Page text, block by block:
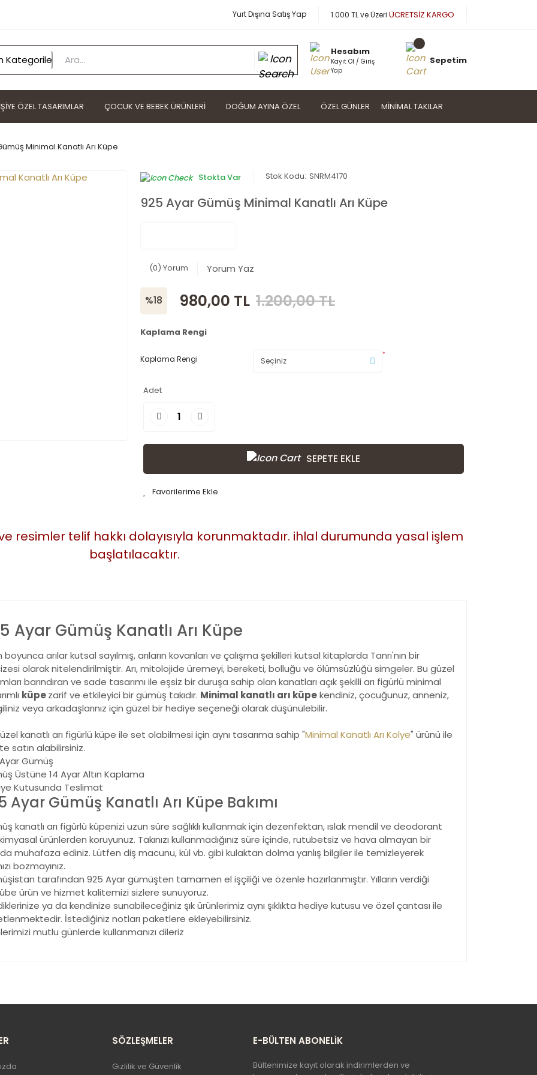
Yurt Dışına Satış Yap 1.000 TL ve Üzeri ÜCRETSİZ KARGO
Hesabım
Kayıt Ol / Giriş
Yap
Sepetim
ÖZEL TASARIMLAR ÇOCUK VE BEBEK ÜRÜNLERI DOĞUM AYINA ÖZEL ÖZEL GÜNLER MINIMAL TAKILAR
Minimal Kanatlı Arı Küpe
Stokta Var Stok Kodu: SNRM4170
925 Ayar Gümüş Minimal Kanatlı Arı Küpe
(0) Yorum Yorum Yaz
%18 980,00 TL 1.200,00 TL
Kaplama Rengi
Kaplama Rengi *
Adet
SEPETE EKLE
resimler telif hakkı dolayısıyla korunmaktadır. ihlal durumunda yasal işlem
başlatılacaktır.
Ayar Gümüş Kanatlı Arı Küpe
boyunca arılar kutsal sayılmış, arıların kovanları ve çalışma şekilleri kutsal kitaplarda Tanrı'nın bir
olarak nitelendirilmiştir. Arı, mitolojide üremeyi, bereketi, bolluğu ve ölümsüzlüğü simgeler. Bu güzel
barındıran ve sade tasarımı ile eşsiz bir duruşa sahip olan kanatları açık şekilli arı figürlü minimal
küpezarif ve etkileyici bir gümüş takıdır. Minimal kanatlı arı küpekendiniz, çocuğunuz, anneniz,
veya arkadaşlarınız için güzel bir hediye seçeneği olarak düşünülebilir.
kanatlı arı figürlü küpe ile set olabilmesi için aynı tasarıma sahip "Minimal Kanatlı Arı Kolye" ürünü ile
satın alabilirsiniz.
Gümüş
Üstüne 14 Ayar Altın Kaplama
Kutusunda Teslimat
Ayar Gümüş Kanatlı Arı Küpe Bakımı
kanatlı arı figürlü küpenizi uzun süre sağlıklı kullanmak için dezenfektan, ıslak mendil ve deodorant
ürünlerden koruyunuz. Takınızı kullanmadığınız süre içinde, rutubetsiz ve hava almayan bir
muhafaza ediniz. Lütfen diş macunu, kül vb. gibi kulaktan dolma yanlış bilgiler ile temizleyerek
bozmayınız.
tarafından 925 Ayar gümüşten tamamen el işçiliği ve özenle hazırlanmıştır. Yılların verdiği
ürün ve hizmet kalitemizi sizlere sunuyoruz.
ya da kendinize sunabileceğiniz şık ürünlerimiz aynı şıklıkta hediye kutusu ve özel çantası ile
İstediğiniz notları paketlere ekleyebilirsiniz.
mutlu günlerde kullanmanızı dileriz
Ürün açıklamasında eksik bilgiler bulunuyor.
Ürün fiyatı diğer sitelerden daha pahalı.
SÖZLEŞMELER
Gizlilik ve Güvenlik
E-BÜLTEN ABONELİK
Bültenimize kayıt olarak indirimlerden ve